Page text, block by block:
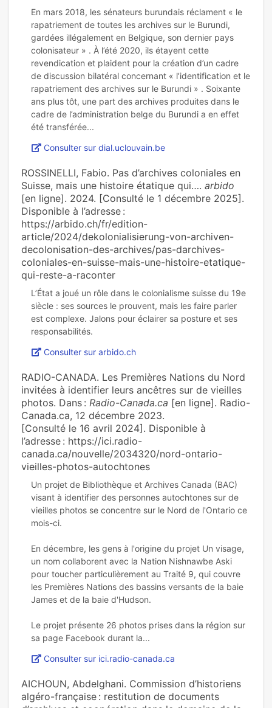
En mars 2018, les sénateurs burundais réclament « le
rapatriement de toutes les archives sur le Burundi,
gardées illégalement en Belgique, son dernier pays
colonisateur » . À l’été 2020, ils étayent cette
revendication et plaident pour la création d’un cadre
de discussion bilatéral concernant « l’identification et le
rapatriement des archives sur le Burundi » . Soixante
ans plus tôt, une part des archives produites dans le
cadre de l’administration belge du Burundi a en effet
Consulter sur dial.uclouvain.be
ROSSINELLI, Fabio. Pas d’archives coloniales en
Suisse, mais une histoire étatique qui…. arbido
[en ligne]. 2024. [Consulté le 1 décembre 2025].
Disponible à l’adresse :
https://arbido.ch/fr/edition-
article/2024/dekolonialisierung-von-archiven-
decolonisation-des-archives/pas-darchives-
coloniales-en-suisse-mais-une-histoire-etatique-
qui-reste-a-raconter
L’État a joué un rôle dans le colonialisme suisse du 19e
siècle : ses sources le prouvent, mais les faire parler
est complexe. Jalons pour éclairer sa posture et ses
Consulter sur arbido.ch
RADIO-CANADA. Les Premières Nations du Nord
invitées à identifier leurs ancêtres sur de vieilles
photos. Dans : Radio-Canada.ca [en ligne]. Radio-
Canada.ca, 12 décembre 2023.
[Consulté le 16 avril 2024]. Disponible à
l’adresse : https://ici.radio-
canada.ca/nouvelle/2034320/nord-ontario-
vieilles-photos-autochtones
Un projet de Bibliothèque et Archives Canada (BAC)
visant à identifier des personnes autochtones sur de
vieilles photos se concentre sur le Nord de l'Ontario ce
mois-ci.
En décembre, les gens à l'origine du projet Un visage,
un nom collaborent avec la Nation Nishnawbe Aski
pour toucher particulièrement au Traité 9, qui couvre
les Premières Nations des bassins versants de la baie
James et de la baie d'Hudson.
Le projet présente 26 photos prises dans la région sur
Consulter sur ici.radio-canada.ca
AICHOUN, Abdelghani. Commission d’historiens
algéro-française : restitution de documents